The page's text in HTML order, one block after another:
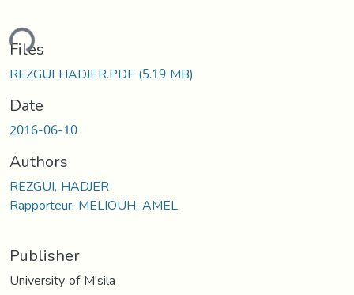
Files
REZGUI HADJER.PDF(5.19 MB)
Date
2016-06-10
Authors
REZGUI, HADJER
Rapporteur: MELIOUH, AMEL
Publisher
University of M'sila